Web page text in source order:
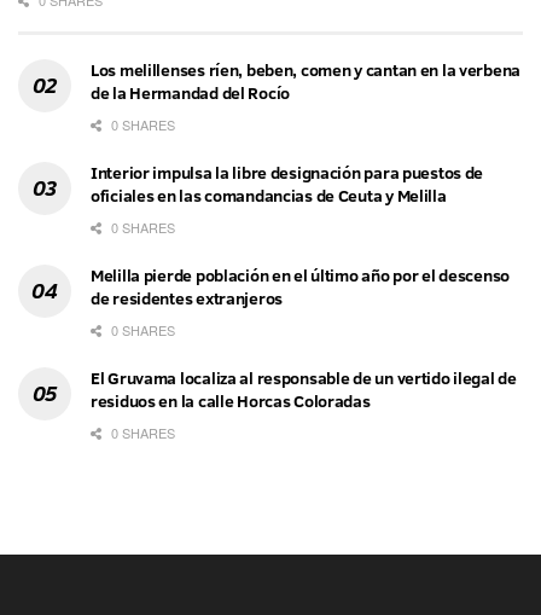
Los melillenses ríen, beben, comen y cantan en la verbena
de la Hermandad del Rocío
0 SHARES
Interior impulsa la libre designación para puestos de
oficiales en las comandancias de Ceuta y Melilla
0 SHARES
Melilla pierde población en el último año por el descenso
de residentes extranjeros
0 SHARES
El Gruvama localiza al responsable de un vertido ilegal de
residuos en la calle Horcas Coloradas
0 SHARES